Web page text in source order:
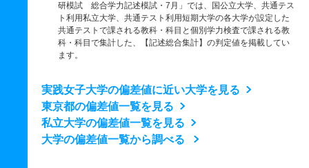
研模試 総合学力記述模試・7月」では、国公立大学、共通テス
ト利用私立大学、共通テスト利用短期大学の各大学が設定した
共通テストで課される教科・科目と個別学力検査で課される教
科・科目で集計した、【記述総合集計】の判定値を掲載してい
ます。
実践女子大学の偏差値に近い大学を見る
東京都の偏差値一覧を見る
私立大学の偏差値一覧を見る
大学の偏差値一覧から調べる